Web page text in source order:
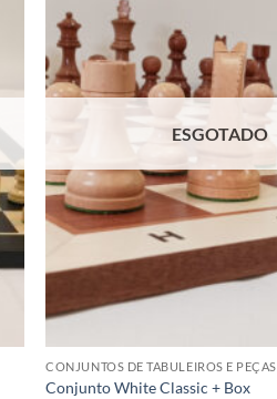
ESGOTADO
CONJUNTOS DE TABULEIROS E PEÇAS
Conjunto White Classic + Box